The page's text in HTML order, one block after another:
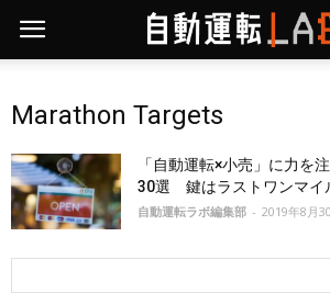
Marathon Targets
「自動運転×小売」に力を
30選 鍵はラストワンマイ
自動運転ラボ編集部 - 2019年8月